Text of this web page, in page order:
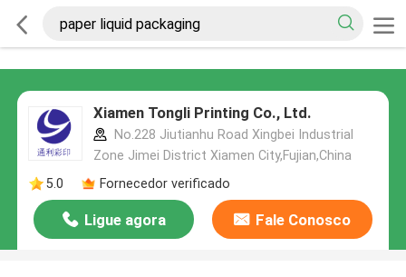
Xiamen Tongli Printing Co., Ltd.
No.228 Jiutianhu Road Xingbei Industrial
Zone Jimei District Xiamen City,Fujian,China
5.0
Fornecedor verificado
Ligue agora Fale Conosco